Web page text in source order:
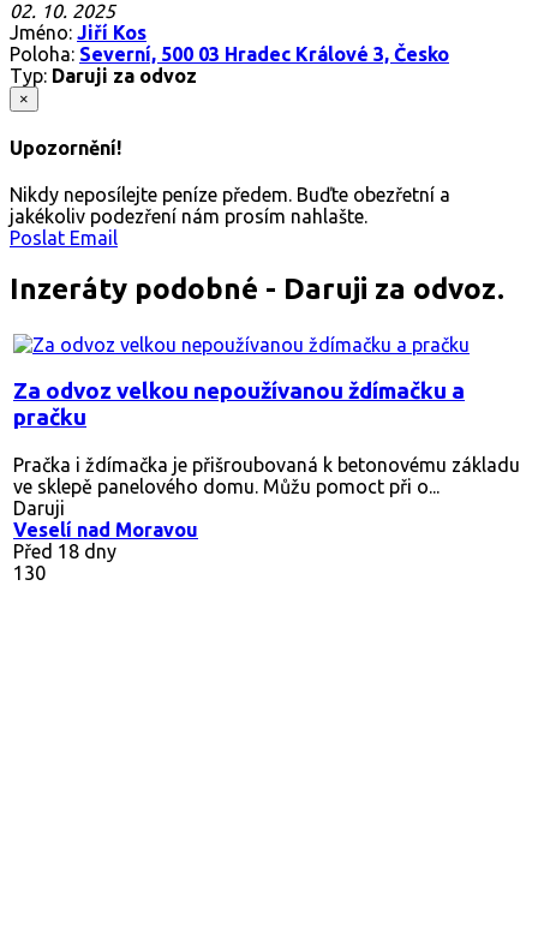
02. 10. 2025
Jméno: Jiří Kos
Poloha: Severní, 500 03 Hradec Králové 3, Česko
Typ: Daruji za odvoz
×
Upozornění!
Nikdy neposílejte peníze předem. Buďte obezřetní a
jakékoliv podezření nám prosím nahlašte.
Poslat Email
Inzeráty podobné - Daruji za odvoz.
Za odvoz velkou nepoužívanou ždímačku a
pračku
Pračka i ždímačka je přišroubovaná k betonovému základu
ve sklepě panelového domu. Můžu pomoct při o...
Daruji
Veselí nad Moravou
Před 18 dny
130